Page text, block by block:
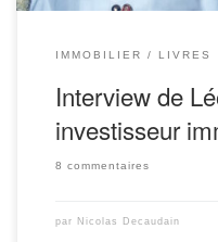
IMMOBILIER LIVRES
Interview de
investisseur
8 commentaires
par Nicolas Decaudain